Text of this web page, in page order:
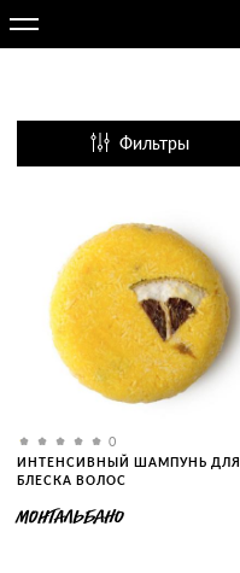
Фильтры
0
ИНТЕНСИВНЫЙ ШАМПУНЬ ДЛЯ
БЛЕСКА ВОЛОС
МОНТАЛЬБАНО